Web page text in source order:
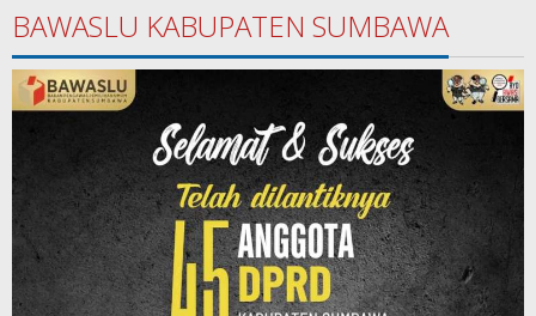
BAWASLU KABUPATEN SUMBAWA